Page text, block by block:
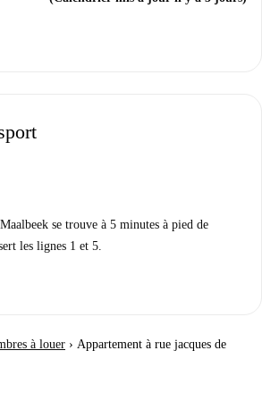
se trouve à 5 minutes à pied de
les lignes 1 et 5.
à louer › Appartement à rue jacques de